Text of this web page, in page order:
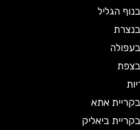
אתא
ביאליק